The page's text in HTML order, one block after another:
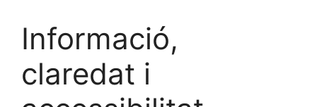
Informació,
claredat i